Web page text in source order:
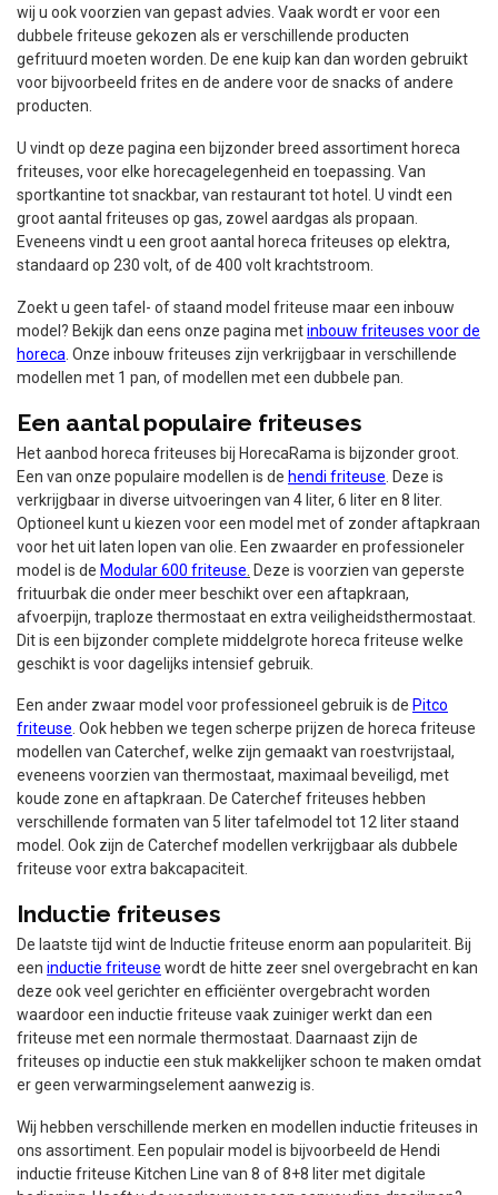
wij u ook voorzien van gepast advies. Vaak wordt er voor een
dubbele friteuse gekozen als er verschillende producten
gefrituurd moeten worden. De ene kuip kan dan worden gebruikt
voor bijvoorbeeld frites en de andere voor de snacks of andere
producten.
U vindt op deze pagina een bijzonder breed assortiment horeca
friteuses, voor elke horecagelegenheid en toepassing. Van
sportkantine tot snackbar, van restaurant tot hotel. U vindt een
groot aantal friteuses op gas, zowel aardgas als propaan.
Eveneens vindt u een groot aantal horeca friteuses op elektra,
standaard op 230 volt, of de 400 volt krachtstroom.
Zoekt u geen tafel- of staand model friteuse maar een inbouw
model? Bekijk dan eens onze pagina metinbouw friteuses voor de
horeca . Onze inbouw friteuses zijn verkrijgbaar in verschillende
modellen met 1 pan, of modellen met een dubbele pan.
Een aantal populaire friteuses
Het aanbod horeca friteuses bij HorecaRama is bijzonder groot.
Een van onze populaire modellen is de hendi friteuse . Deze is
verkrijgbaar in diverse uitvoeringen van 4 liter, 6 liter en 8 liter.
Optioneel kunt u kiezen voor een model met of zonder aftapkraan
voor het uit laten lopen van olie. Een zwaarder en professioneler
model is de Modular 600 friteuse Deze is voorzien van geperste
frituurbak die onder meer beschikt over een aftapkraan,
afvoerpijn, traploze thermostaat en extra veiligheidsthermostaat.
Dit is een bijzonder complete middelgrote horeca friteuse welke
geschikt is voor dagelijks intensief gebruik.
Een ander zwaar model voor professioneel gebruik is de Pitco
friteuse. Ook hebben we tegen scherpe prijzen de horeca friteuse
modellen van Caterchef, welke zijn gemaakt van roestvrijstaal,
eveneens voorzien van thermostaat, maximaal beveiligd, met
koude zone en aftapkraan. De Caterchef friteuses hebben
verschillende formaten van 5 liter tafelmodel tot 12 liter staand
model. Ook zijn de Caterchef modellen verkrijgbaar als dubbele
friteuse voor extra bakcapaciteit.
Inductie friteuses
De laatste tijd wint de Inductie friteuse enorm aan populariteit. Bij
een inductie friteuse wordt de hitte zeer snel overgebracht en kan
deze ook veel gerichter en efficiënter overgebracht worden
waardoor een inductie friteuse vaak zuiniger werkt dan een
friteuse met een normale thermostaat. Daarnaast zijn de
friteuses op inductie een stuk makkelijker schoon te maken omdat
er geen verwarmingselement aanwezig is.
Wij hebben verschillende merken en modellen inductie friteuses in
ons assortiment. Een populair model is bijvoorbeeld de Hendi
inductie friteuse Kitchen Line van 8 of 8+8 liter met digitale